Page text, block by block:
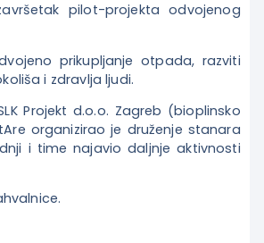
pilot-projekta odvojenog
prikupljanje otpada, razviti
i zdravlja ljudi.
Projekt d.o.o. Zagreb (bioplinsko
organizirao je druženje stanara
i time najavio daljnje aktivnosti